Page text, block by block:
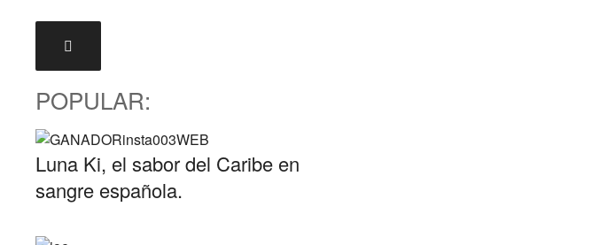
Menú conmutador hamburguesa
POPULAR:
Luna Ki, el sabor del Caribe en
sangre española.